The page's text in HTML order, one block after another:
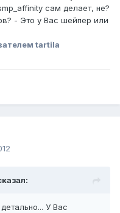
сам делает, не?
- Это у Вас шейпер или
tartila
У Вас